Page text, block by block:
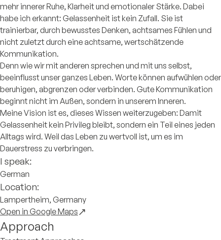
mehr innerer Ruhe, Klarheit und emotionaler Stärke. Dabei
habe ich erkannt: Gelassenheit ist kein Zufall. Sie ist
trainierbar, durch bewusstes Denken, achtsames Fühlen und
nicht zuletzt durch eine achtsame, wertschätzende
Kommunikation.
Denn wie wir mit anderen sprechen und mit uns selbst,
beeinflusst unser ganzes Leben. Worte können aufwühlen oder
beruhigen, abgrenzen oder verbinden. Gute Kommunikation
beginnt nicht im Außen, sondern in unserem Inneren.
Meine Vision ist es, dieses Wissen weiterzugeben: Damit
Gelassenheit kein Privileg bleibt, sondern ein Teil eines jeden
Alltags wird. Weil das Leben zu wertvoll ist, um es im
Dauerstress zu verbringen.
I speak:
German
Location:
Lampertheim, Germany
Open in Google Maps
Approach